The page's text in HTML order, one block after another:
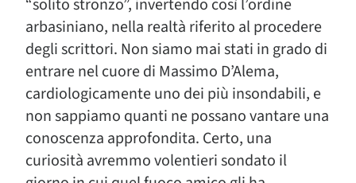
“solito stronzo”, invertendo così l’ordine
arbasiniano, nella realtà riferito al procedere
degli scrittori. Non siamo mai stati in grado di
entrare nel cuore di Massimo D’Alema,
cardiologicamente uno dei più insondabili, e
non sappiamo quanti ne possano vantare una
conoscenza approfondita. Certo, una
curiosità avremmo volentieri sondato il